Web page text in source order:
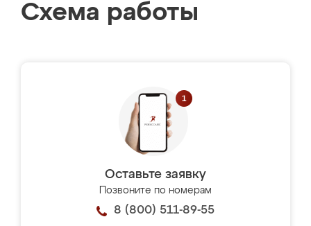
Схема работы
Оставьте заявку
Позвоните по номерам
8 (800) 511-89-55